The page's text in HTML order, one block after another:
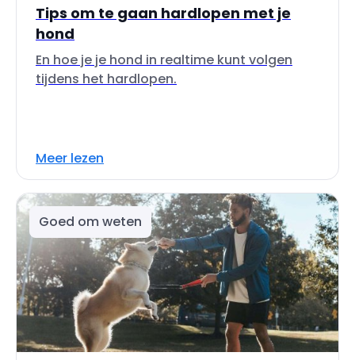
Tips om te gaan hardlopen met je
hond
En hoe je je hond in realtime kunt volgen
tijdens het hardlopen.
Meer lezen
Goed om weten